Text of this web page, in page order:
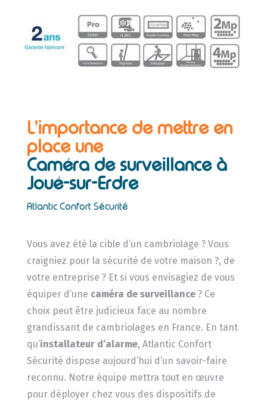
L’importance de mettre en
place une
Caméra de surveillance à
Joué-sur-Erdre
Atlantic Confort Sécurité
Vous avez été la cible d’un cambriolage ? Vous
craigniez pour la sécurité de votre maison ?, de
votre entreprise ? Et si vous envisagiez de vous
équiper d’une caméra de surveillance? Ce
choix peut être judicieux face au nombre
grandissant de cambriolages en France. En tant
qu’installateur d’alarme, Atlantic Confort
Sécurité dispose aujourd’hui d’un savoir-faire
reconnu. Notre équipe mettra tout en œuvre
pour déployer chez vous des dispositifs de